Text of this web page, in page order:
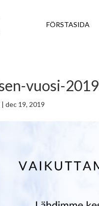
FÖRSTASIDA
vuosi-2019
|dec 19, 2019